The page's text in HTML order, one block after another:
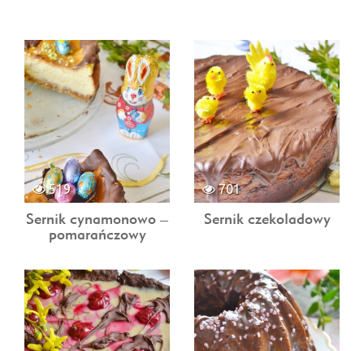
519
Sernik cynamonowo –
pomarańczowy
701
Sernik czekoladowy